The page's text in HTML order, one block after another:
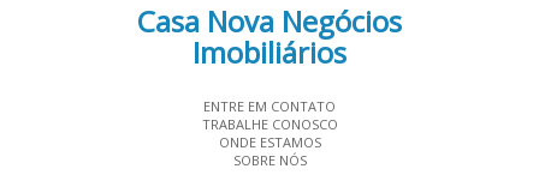
Casa Nova Negócios
Imobiliários
ENTRE EM CONTATO
TRABALHE CONOSCO
ONDE ESTAMOS
SOBRE NÓS